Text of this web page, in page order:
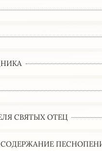
СВЯТЫХ ОТЕЦ